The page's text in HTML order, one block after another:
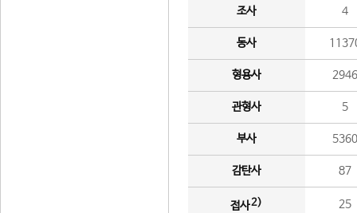
조사 4
동사
형용사 2946
관형사 5
부사 5360
감탄사 87
접사2) 25